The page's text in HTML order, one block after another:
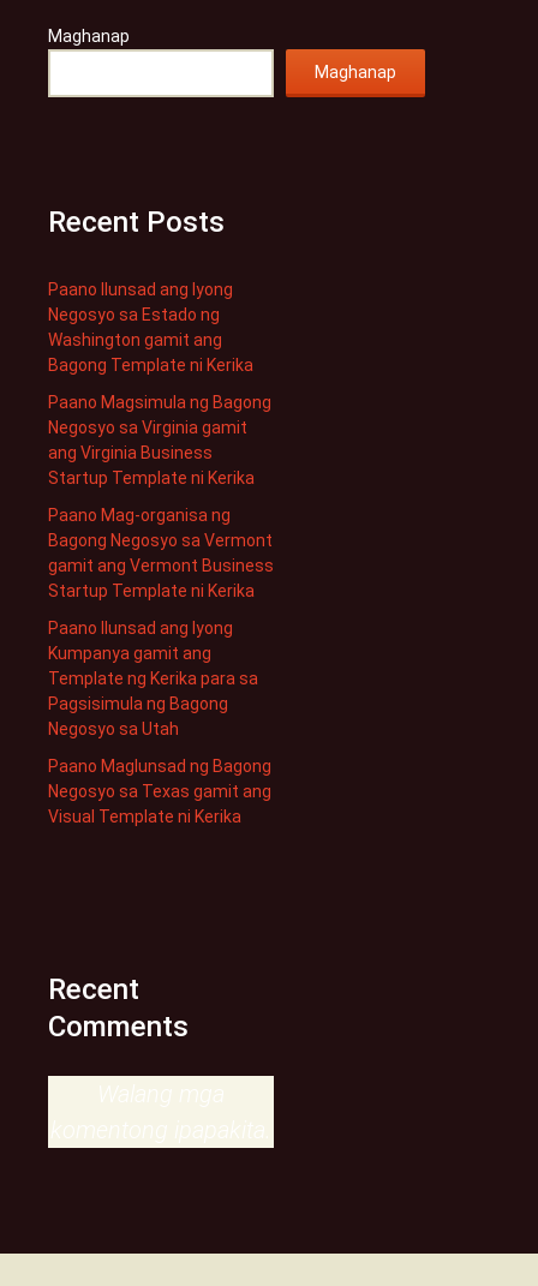
Maghanap
Maghanap
Recent Posts
Paano Ilunsad ang Iyong
Negosyo sa Estado ng
Washington gamit ang
Bagong Template ni Kerika
Paano Magsimula ng Bagong
Negosyo sa Virginia gamit
ang Virginia Business
Startup Template ni Kerika
Paano Mag-organisa ng
Bagong Negosyo sa Vermont
gamit ang Vermont Business
Startup Template ni Kerika
Paano Ilunsad ang Iyong
Kumpanya gamit ang
Template ng Kerika para sa
Pagsisimula ng Bagong
Negosyo sa Utah
Paano Maglunsad ng Bagong
Negosyo sa Texas gamit ang
Visual Template ni Kerika
Recent
Comments
Walang mga
komentong ipapakita.